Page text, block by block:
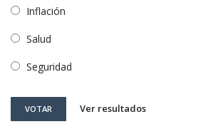
Inflación
Salud
Seguridad
VOTAR Ver resultados